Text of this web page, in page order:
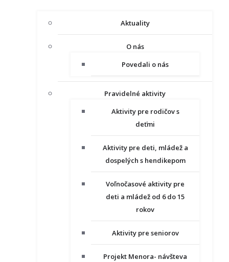
Aktuality
O nás
Povedali o nás
Pravidelné aktivity
Aktivity pre rodičov s
deťmi
Aktivity pre deti, mládež a
dospelých s hendikepom
Voľnočasové aktivity pre
deti a mládež od 6 do 15
rokov
Aktivity pre seniorov
Projekt Menora- návšteva